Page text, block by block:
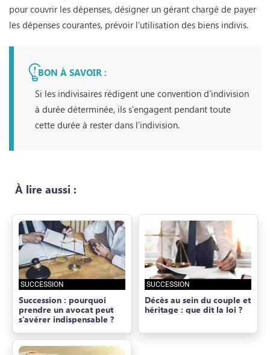
pour couvrir les dépenses, désigner un gérant chargé de payer
les dépenses courantes, prévoir l'utilisation des biens indivis.
BON À SAVOIR :
Si les indivisaires rédigent une convention d'indivision
à durée déterminée, ils s'engagent pendant toute
cette durée à rester dans l'indivision.
À lire aussi :
Succession : pourquoi
prendre un avocat peut
s’avérer indispensable ?
SUCCESSION
Décès au sein du couple et
héritage : que dit la loi ?
SUCCESSION